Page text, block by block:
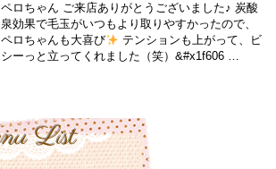
ペロちゃん ご来店ありがとうございました♪ 炭酸
泉効果で毛玉がいつもより取りやすかったので、
ペロちゃんも大喜び
テンションも上がって、ビ
シーっと立ってくれました（笑）&#x1f606 …